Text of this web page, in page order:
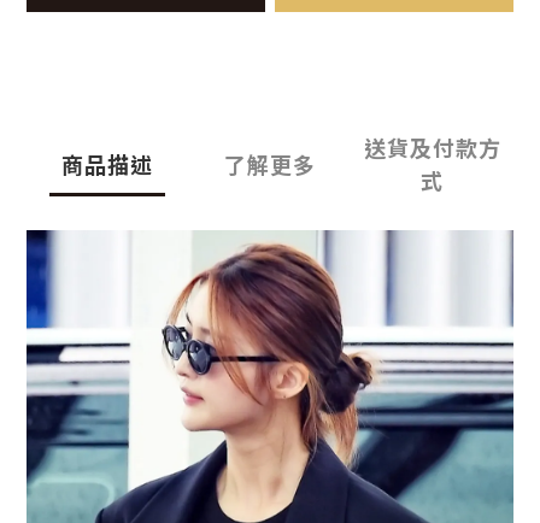
商品描述 了解更多
送貨及付款方
式